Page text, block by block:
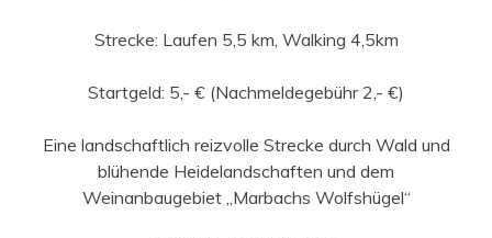
Strecke: Laufen 5,5 km, Walking 4,5km
Startgeld: 5,- € (Nachmeldegebühr 2,- €)
Eine landschaftlich reizvolle Strecke durch Wald und
blühende Heidelandschaften und dem
Weinanbaugebiet „Marbachs Wolfshügel“